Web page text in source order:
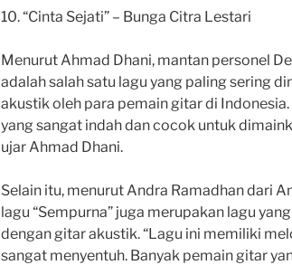
10. “Cinta Sejati” – Bunga Citra Lestari
Menurut Ahmad Dhani, mantan personel
adalah salah satu lagu yang paling sering
akustik oleh para pemain gitar di
yang sangat indah dan cocok untuk
ujar Ahmad Dhani.
Selain itu, menurut Andra Ramadhan dari
lagu “Sempurna” juga merupakan lagu
dengan gitar akustik. “Lagu ini memiliki
sangat menyentuh. Banyak pemain gitar